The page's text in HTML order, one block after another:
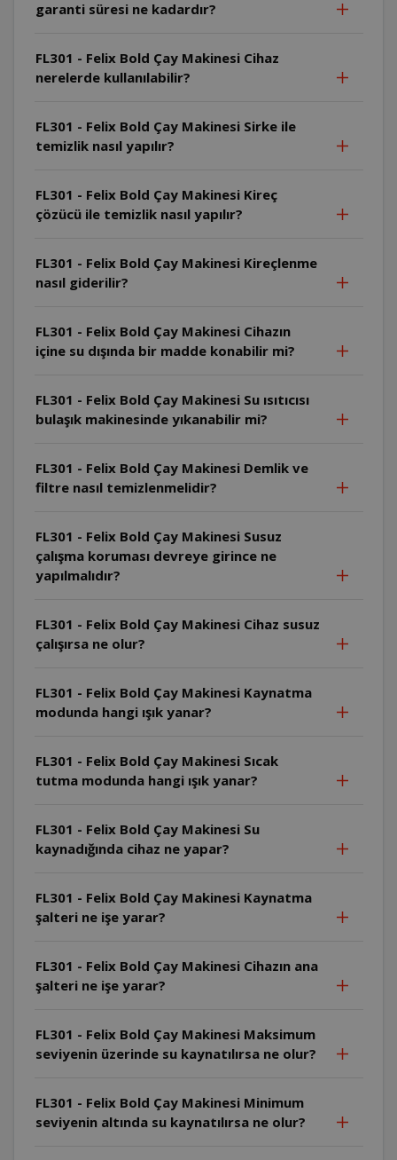
garanti süresi ne kadardır?
FL301 - Felix Bold Çay Makinesi Cihaz
nerelerde kullanılabilir?
FL301 - Felix Bold Çay Makinesi Sirke ile
temizlik nasıl yapılır?
FL301 - Felix Bold Çay Makinesi Kireç
çözücü ile temizlik nasıl yapılır?
FL301 - Felix Bold Çay Makinesi Kireçlenme
nasıl giderilir?
FL301 - Felix Bold Çay Makinesi Cihazın
içine su dışında bir madde konabilir mi?
FL301 - Felix Bold Çay Makinesi Su ısıtıcısı
bulaşık makinesinde yıkanabilir mi?
FL301 - Felix Bold Çay Makinesi Demlik ve
filtre nasıl temizlenmelidir?
FL301 - Felix Bold Çay Makinesi Susuz
çalışma koruması devreye girince ne
yapılmalıdır?
FL301 - Felix Bold Çay Makinesi Cihaz susuz
çalışırsa ne olur?
FL301 - Felix Bold Çay Makinesi Kaynatma
modunda hangi ışık yanar?
FL301 - Felix Bold Çay Makinesi Sıcak
tutma modunda hangi ışık yanar?
FL301 - Felix Bold Çay Makinesi Su
kaynadığında cihaz ne yapar?
FL301 - Felix Bold Çay Makinesi Kaynatma
şalteri ne işe yarar?
FL301 - Felix Bold Çay Makinesi Cihazın ana
şalteri ne işe yarar?
FL301 - Felix Bold Çay Makinesi Maksimum
seviyenin üzerinde su kaynatılırsa ne olur?
FL301 - Felix Bold Çay Makinesi Minimum
seviyenin altında su kaynatılırsa ne olur?